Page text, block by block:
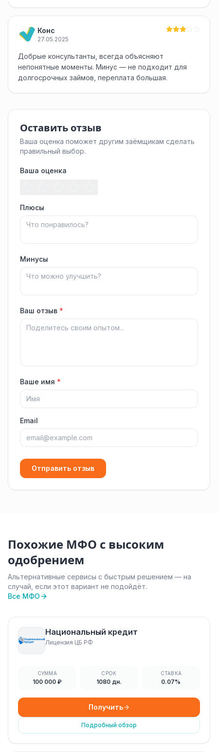
Конс
27.05.2025
Добрые консультанты, всегда объясняют
непонятные моменты. Минус — не подходит для
долгосрочных займов, переплата большая.
Оставить отзыв
Ваша оценка поможет другим заёмщикам сделать
правильный выбор.
Ваша оценка
Плюсы
Минусы
Ваш отзыв *
Ваше имя *
Email
Отправить отзыв
Похожие МФО с высоким
одобрением
Альтернативные сервисы с быстрым решением — на
случай, если этот вариант не подойдёт.
Все МФО
Национальный кредит
Лицензия ЦБ РФ
СУММА
100 000 ₽
СРОК
1080 дн.
СТАВКА
0.07%
Получить
Подробный обзор